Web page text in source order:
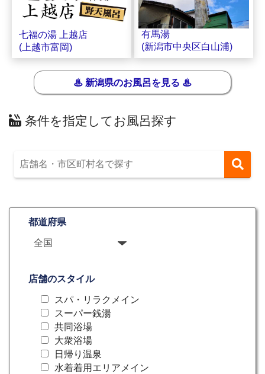
七福の湯 上越店
(上越市富岡)
有馬湯
(新潟市中央区白山浦)
♨ 新潟県のお風呂を見る ♨
条件を指定してお風呂探す
都道府県
店舗のスタイル
スパ・リラクメイン
スーパー銭湯
共同浴場
大衆浴場
日帰り温泉
水着着用エリアメイン